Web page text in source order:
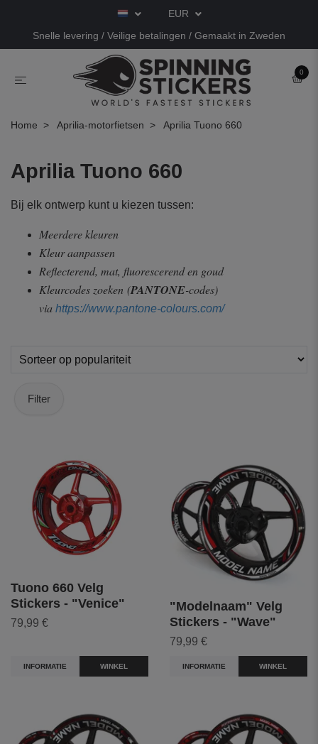
EUR
Snelle levering / Veilige betalingen / Gemaakt in Zweden
0
Home Aprilia-motorfietsen Aprilia Tuono 660
Aprilia Tuono 660
Bij elk ontwerp kunt u kiezen tussen:
Meerdere kleuren
Kleur aanpassen
Reflecterend, mat, fluorescerend en goud
Kleurcodes zoeken (PANTONE-codes)
via https://www.pantone-colours.com/
Filter
Tuono 660 Velg
Stickers - "Venice"
79,99 €
INFORMATIE WINKEL
"Modelnaam" Velg
Stickers - "Wave"
79,99 €
INFORMATIE WINKEL